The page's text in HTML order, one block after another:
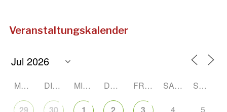
Veranstaltungskalender
MONTAG DIENSTAG MITTWOCH DONNERSTAG FREITAG SAMSTAG SONNTAG
4 5